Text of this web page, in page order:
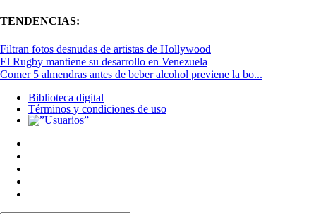
TENDENCIAS:
Filtran fotos desnudas de artistas de Hollywood
El Rugby mantiene su desarrollo en Venezuela
Comer 5 almendras antes de beber alcohol previene la bo...
Biblioteca digital
Términos y condiciones de uso